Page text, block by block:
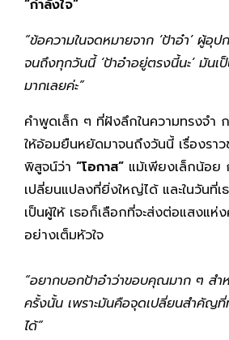
“กำลังใจ”
“ข้อความในจดหมายจาก ‘ป้าอ๋า’ ผู้อุ
จนถึงทุกวันนี้ ‘ป้าอ๋าอยู่ตรงนี้นะ’ มันเ
มากเลยค่ะ”
คำพูดเล็ก ๆ ที่ฝังลึกในความทรงจำ
ให้อ้อมยืนหยัดมาจนถึงวันนี้ เรื่องราว
พิสูจน์ว่า “โอกาส” แม้เพียงเล็กน้อย
เปลี่ยนแปลงที่ยิ่งใหญ่ได้ และในวันที่เ
เป็นผู้ให้ เธอก็เลือกที่จะส่งต่อแสงแห่
อย่างเต็มหัวใจ
“อยากบอกป้าอ๋าว่าขอบคุณมาก ๆ สำ
ครั้งนั้น เพราะมันคือจุดเปลี่ยนสำคัญ
ได้”